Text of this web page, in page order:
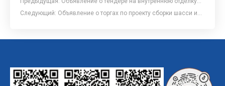
кабины кабины кабины автомобиля 2104c
Следующий: Объявление о торгах по проекту сборки шасси и